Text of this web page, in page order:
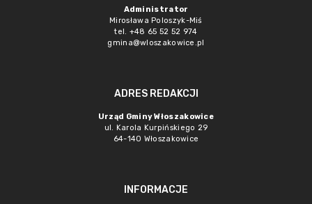
Administrator
Mirosława Poloszyk-Miś
tel. +48 65 52 52 974
gmina@wloszakowice.pl
ADRES REDAKCJI
Urząd Gminy Włoszakowice
ul. Karola Kurpińskiego 29
64-140 Włoszakowice
INFORMACJE